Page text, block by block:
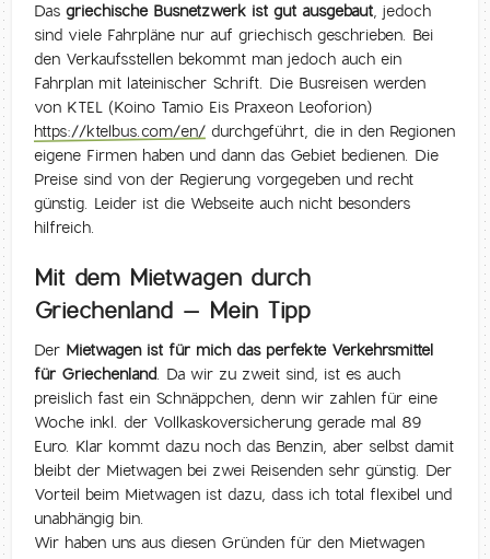
Dasgriechische Busnetzwerk ist gut ausgebaut, jedoch
sind viele Fahrpläne nur auf griechisch geschrieben. Bei
den Verkaufsstellen bekommt man jedoch auch ein
Fahrplan mit lateinischer Schrift. Die Busreisen werden
von KTEL (Koino Tamio Eis Praxeon Leoforion)
https://ktelbus.com/en/ durchgeführt, die in den Regionen
eigene Firmen haben und dann das Gebiet bedienen. Die
Preise sind von der Regierung vorgegeben und recht
günstig. Leider ist die Webseite auch nicht besonders
hilfreich.
Mit dem Mietwagen durch
Griechenland – Mein Tipp
Der Mietwagen ist für mich das perfekte Verkehrsmittel
für Griechenland. Da wir zu zweit sind, ist es auch
preislich fast ein Schnäppchen, denn wir zahlen für eine
Woche inkl. der Vollkaskoversicherung gerade mal 89
Euro. Klar kommt dazu noch das Benzin, aber selbst damit
bleibt der Mietwagen bei zwei Reisenden sehr günstig. Der
Vorteil beim Mietwagen ist dazu, dass ich total flexibel und
unabhängig bin.
Wir haben uns aus diesen Gründen für den Mietwagen